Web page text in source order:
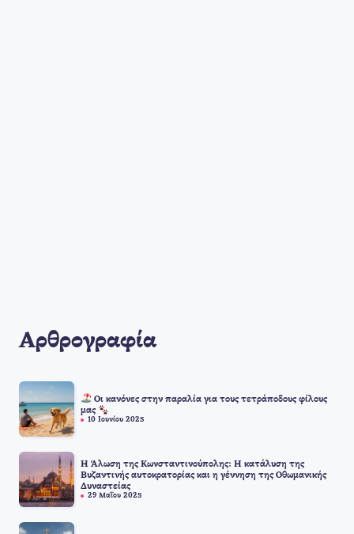
Αρθρογραφία
Οι κανόνες στην παραλία για τους τετράποδους φίλους
μας
10 Ιουνίου 2025
Η Άλωση της Κωνσταντινούπολης: Η κατάλυση της
Βυζαντινής αυτοκρατορίας και η γέννηση της Οθωμανικής
Δυναστείας
29 Μαΐου 2025